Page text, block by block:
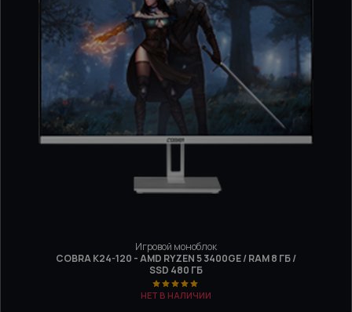
Игровой моноблок
COBRA K24-120 - AMD RYZEN 5 3400GE / RAM 8 ГБ /
SSD 480 ГБ
НЕТ В НАЛИЧИИ